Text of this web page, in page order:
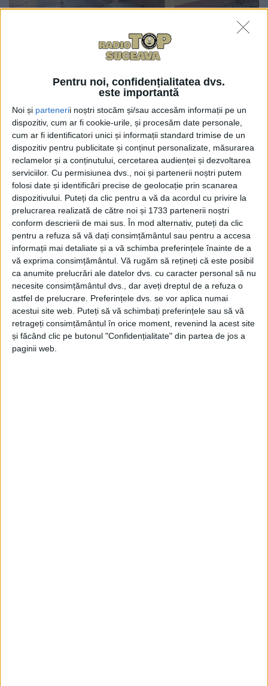
Pentru noi, confidențialitatea dvs.
este importantă
Noi și partenerii noștri stocăm și/sau accesăm informații pe un
dispozitiv, cum ar fi cookie-urile, și procesăm date personale,
cum ar fi identificatori unici și informații standard trimise de un
dispozitiv pentru publicitate și conținut personalizate, măsurarea
reclamelor și a conținutului, cercetarea audienței și dezvoltarea
serviciilor. Cu permisiunea dvs., noi și partenerii noștri putem
folosi date și identificări precise de geolocație prin scanarea
dispozitivului. Puteți da clic pentru a vă da acordul cu privire la
prelucrarea realizată de către noi și 1733 partenerii noștri
conform descrierii de mai sus. În mod alternativ, puteți da clic
pentru a refuza să vă dați consimțământul sau pentru a accesa
informații mai detaliate și a vă schimba preferințele înainte de a
vă exprima consimțământul. Vă rugăm să rețineți că este posibil
ca anumite prelucrări ale datelor dvs. cu caracter personal să nu
necesite consimțământul dvs., dar aveți dreptul de a refuza o
astfel de prelucrare. Preferințele dvs. se vor aplica numai
acestui site web. Puteți să vă schimbați preferințele sau să vă
retrageți consimțământul în orice moment, revenind la acest site
și făcând clic pe butonul "Confidențialitate" din partea de jos a
paginii web.
de astăzi, 30 iunie, încetarea înainte de termen a 27
de contracte de concesiune încheiate în perioada
1997-2023 pentru terenuri ocupate de construcții cu
caracter provizoriu, respectiv garaje.
Potrivit unui comunicat al Primăriei Suceava,
măsura reprezintă ”baza legală pentru inițierea
etapelor administrative și juridice următoare, în
vederea eliberării terenurilor respective de
construcțiile cu caracter provizoriu și readucerea lor
în circuitul public”.
Municipalitatea anunță că, în cadrul planurilor de
regenerare urbană, pe terenurile eliberate vor fi
amenajate noi locuri de parcare, vor fi sistematizate
spațiile verzi și vor fi create zone pietonale. De
asemenea, sînt prevăzute lucrări de modernizare și
reabilitare a trotuarelor ”pentru siguranța
cetățenilor”.